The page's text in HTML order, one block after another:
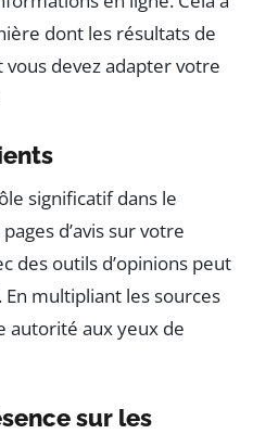
dont les résultats de
devez adapter votre
significatif dans le
d’avis sur votre
des outils d’opinions peut
multipliant les sources
autorité aux yeux de
sur les